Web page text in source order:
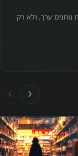
נותנים ערך, ולא רק